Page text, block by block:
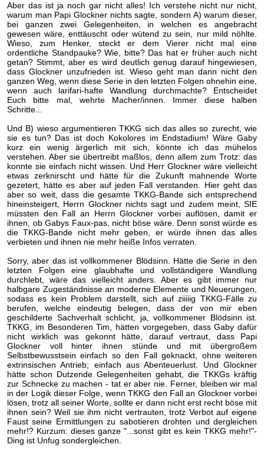
Aber das ist ja noch gar nicht alles! Ich verstehe nicht nur nicht,
warum man Papi Glockner nichts sagte, sondern A) warum dieser,
bei ganzen zwei Gelegenheiten, in welchen es angebracht
gewesen wäre, enttäuscht oder wütend zu sein, nur mild nöhlte.
Wieso, zum Henker, steckt er dem Vierer nicht mal eine
ordentliche Standpauke? Wie, bitte? Das hat er früher auch nicht
getan? Stimmt, aber es wird deutlich genug darauf hingewiesen,
dass Glockner unzufrieden ist. Wieso geht man dann nicht den
ganzen Weg, wenn diese Serie in den letzten Folgen ohnehin eine,
wenn auch larifari-hafte Wandlung durchmachte? Entscheidet
Euch bitte mal, wehrte Macher/innen. Immer diese halben
Schritte...
Und B) wieso argumentieren TKKG sich das alles so zurecht, wie
sie es tun? Das ist doch Kokolores im Endstadium! Wäre Gaby
kurz ein wenig ärgerlich mit sich, könnte ich das mühelos
verstehen. Aber sie übertreibt maßlos, denn allem zum Trotz: das
konnte sie einfach nicht wissen. Und Herr Glockner wäre vielleicht
etwas zerknirscht und hätte für die Zukunft mahnende Worte
gezetert, hätte es aber auf jeden Fall verstanden. Hier geht das
aber so weit, dass die gesamte TKKG-Bande sich entsprechend
hineinsteigert, Herrn Glockner nichts sagt und zudem meint, SIE
müssten den Fall an Herrn Glockner vorbei auflösen, damit er
ihnen, ob Gabys Faux-pas, nicht böse wäre. Denn sonst würde es
die TKKG-Bande nicht mehr geben, er würde ihnen das alles
verbieten und ihnen nie mehr heiße Infos verraten.
Sorry, aber das ist vollkommener Blödsinn. Hätte die Serie in den
letzten Folgen eine glaubhafte und vollständigere Wandlung
durchlebt, wäre das vielleicht anders. Aber es gibt immer nur
halbgare Zugeständnisse an moderne Elemente und Neuerungen,
sodass es kein Problem darstellt, sich auf ziiiiig TKKG-Fälle zu
berufen, welche eindeutig belegen, dass der von mir eben
geschilderte Sachverhalt schlicht, ja, vollkommener Blödsinn ist.
TKKG, im Besonderen Tim, hätten vorgegeben, dass Gaby dafür
nicht wirklich was gekonnt hätte, darauf vertraut, dass Papi
Glockner voll hinter ihnen stünde und mit übergroßem
Selbstbewusstsein einfach so den Fall geknackt, ohne weiteren
extrinsischen Antrieb; einfach aus Abenteuerlust. Und Glockner
hätte schon Dutzende Gelegenheiten gehabt, die TKKGs kräftig
zur Schnecke zu machen - tat er aber nie. Ferner, bleiben wir mal
in der Logik dieser Folge, wenn TKKG den Fall an Glockner vorbei
lösen, trotz all seiner Worte, sollte er dann nicht erst recht böse mit
ihnen sein? Weil sie ihm nicht vertrauten, trotz Verbot auf eigene
Faust seine Ermittlungen zu sabotieren drohten und dergleichen
mehr!? Kurzum: dieses ganze "...sonst gibt es kein TKKG mehr!"-
Ding ist Unfug sondergleichen.